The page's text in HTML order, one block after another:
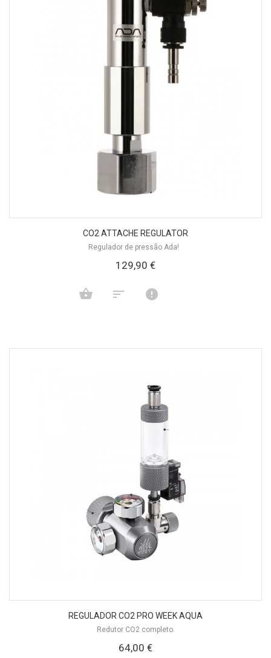
CO2 ATTACHE REGULATOR
Regulador de pressão Ada!
129,90 €
REGULADOR CO2 PRO WEEK AQUA
Redutor CO2 completo.
64,00 €